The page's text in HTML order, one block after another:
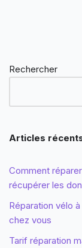
Rechercher
Articles
Comment
récupérer les
Réparation vélo
chez vous
Tarif réparation